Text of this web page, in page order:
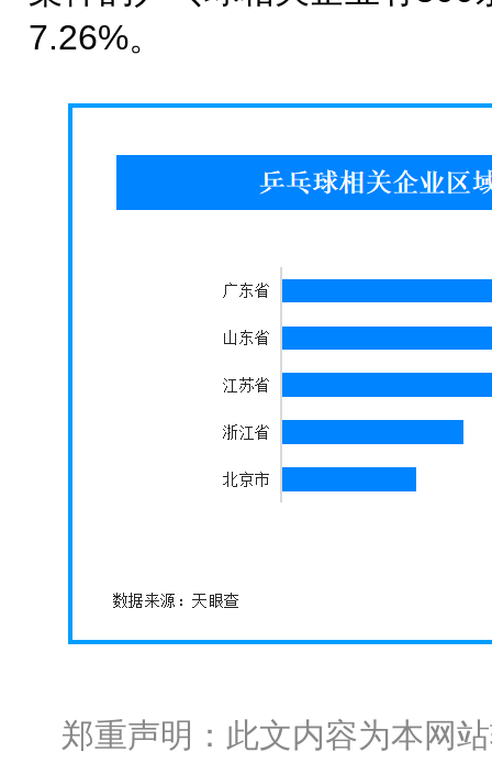
7.26%。
郑重声明：此文内容为本网